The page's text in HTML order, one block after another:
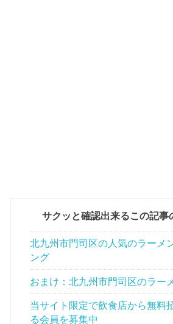
サクッと確認出来るこの記事
北九州市門司区の人気のラーメ
ング
おまけ：北九州市門司区のラー
当サイト限定で飲食店から無料
る会員を募集中